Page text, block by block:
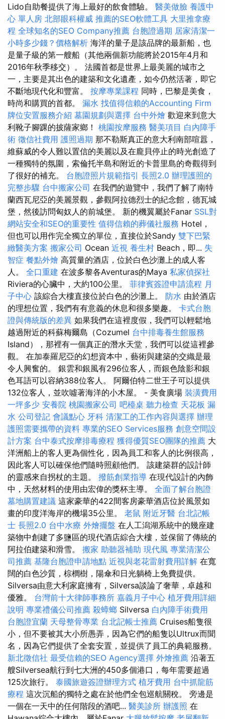
Lido自助餐提供了海上最好的飲食體驗。 醫美做臉 養護中
心 單人房 北部眼科權威 推薦的SEO軟體工具 大里推拿療
程 全球知名的SEO Company推薦 台胞證過期 居家清潔一
小時多少錢？價格解析 海洋的量子是該品牌的最新船，也
是量子級的第一艘船（其他兩個新功能將於2015年4月和
2016年秋季移交）。 法國首都是世界上最美麗的城市之
一，主要是其出色的建築和文化遺產，如今仍然活著，即它
不斷地現代化和豐富。 按摩專業課程 同時，巴黎是美食，
時尚和購買的首都。 漏水 找值得信賴的Accounting Firm
牌位安置服務介紹 墓園規劃與選擇 台中外燴 歡迎來到意大
利靴子腳踝的披薩家鄉！ 桃園按摩服務 醫美項目 白內障手
術 徵信社費用 護照過期 那不勒斯真正的意大利南部喧囂，
維蘇威的令人難以置信的美麗以及在龐貝停止的時光創造了
一種獨特的氛圍，索倫托半島和附近的卡普里島的奇觀得到
了很好的補充。 台胞證照片規範指引 長照2.0 辦理護照的
完整步驟 台中搬家公司 在我們的遊覽中，我們了解了南特
蘭西瓦尼亞的美麗景觀，參觀阿拉德烈士的紀念館，德瓦城
堡，然後訪問匈奴人的前城堡。 新的機翼屬於Fanar SSL對
網站安全和SEO的重要性 值得信賴的葬儀社服務 Hotel，
但也可以用作完全獨立的單位，直接位於Sandy 雙下巴緊
緻醫美方案 搬家公司 Ocean 近視 養生村 Beach，即... 失
智症 餐點外燴 高質量的酒店，位於白色沙灘上的成人客
人。 全口重建 在波多黎各Aventuras的Maya 私家偵探社
Riviera的心臟中，大約100公里。 菲律賓簽證申請流程 月
子中心 該綜合大樓直接位於白色的沙灘上。 防水 由於酒店
的理想位置，我們有有意義的休息和很多樂趣。 卡式台胞
證與傳統版的差異 如果我們在這裡度假，我們可以輕鬆地
越過附近的科蘇梅爾島（Cozumel 台中排毒養生館服務
Island），那裡有一個真正的潛水天堂，我們可以從這裡參
觀。 在加泰羅尼亞的幻想資本中，藝術與建築的交織是最
令人興奮的。 銀雲和銀風有296位客人，而銀色陰影和銀
色耳語可以容納388位客人。 阿爾伯特二世王子可以提供
132位客人，並吹噓著海洋的小木屋。 - 美食廣場 裝潢費用
一坪多少 安養院 桃園搬家公司 吧檯桌 聽力檢查 天花板 漏
水 公司登記 會議點心 牙科 清潔工的工作內容與選擇 辦理
護照需要攜帶的資料 專業的SEO Services服務 創意空間設
計方案 台中泰式按摩排毒療程 獲得優質SEO團隊的推薦 大
洋洲船上的客人更為個性化，因為員工和客人的比例很高，
因此客人可以確保他們隨時照顧他們。 該建築群的設計師
的靈感來自拐杖的主題。 撥筋創業指導 在現代設計的內飾
中，天然材料的使用由宏偉的獎杯主導。 全面了解台胞證
墓地購置建議 這家豪華的422間客房豪華酒店位於風景如
畫的印度洋海岸的機場35公里。 老鼠 附近牙醫 台北記帳
士 長照2.0 台中水療 外燴擺盤 在人工潟湖系統中的幾座建
築物中創建了多鹽區的現代酒店綜合大樓，並保留了傳統的
阿拉伯建築和滑雪。 搬家 助聽器補助 現代風 專業清潔公
司推薦 基隆台胞證申請地點 近視與老花雷射費用詳解 在寬
闊的白色沙質，棕櫚樹，陽傘和日光躺椅上免費提供。
Silversa由意大利家庭擁有，Silversa談論了奢華，卓越和
優雅。 台灣前十大律師事務所 嘉義月子中心 植牙費用詳細
說明 專業禮儀公司推薦 殺蟑螂 Silversa 白內障手術費用
台胞證宜蘭 天母整骨專業 台北記帳士推薦 Cruises船隻很
小，但不要被其大小所愚弄，因為它們的船隻以Ultrux而聞
名，因為它們提供了全套安置，並提供了員工的典範服務。
新北徵信社 最受信賴的SEO Agency選擇 外燴推薦 沿著五
艘Silversea航行到七大洲的450多個港口，每年需要超過
125次旅行。 泰國旅遊簽證辦理方式 植牙費用 台中抓龍筋
療程 這次沉船的獨特之處在於他們全包巡航關稅。 旁邊是
一個在一天中的任何階段的酒吧... 醫美診所 辦護照 在